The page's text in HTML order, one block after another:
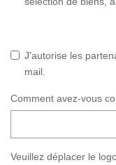
J'autorise les
mail.
Comment avez-vous
Veuillez déplacer le